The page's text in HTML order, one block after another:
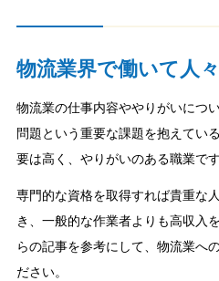
物流業界で働いて人
物流業の仕事内容ややりがいにつ
問題という重要な課題を抱えてい
要は高く、やりがいのある職業です
専門的な資格を取得すれば貴重な
き、一般的な作業者よりも高収入
らの記事を参考にして、物流業へ
ださい。